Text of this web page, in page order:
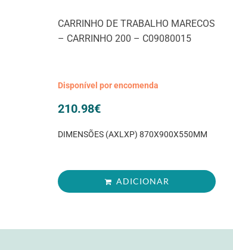
CARRINHO DE TRABALHO MARECOS
– CARRINHO 200 – C09080015
Disponível por encomenda
210.98€
DIMENSÕES (AXLXP) 870X900X550MM
ADICIONAR